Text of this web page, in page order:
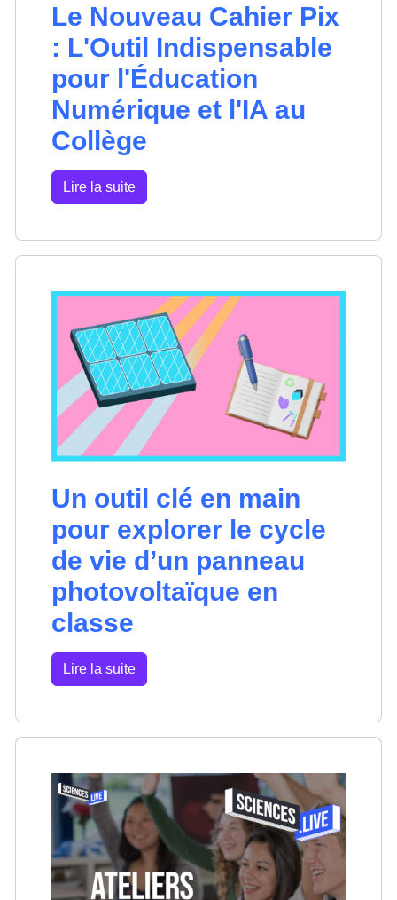
Le Nouveau Cahier Pix
: L'Outil Indispensable
pour l'Éducation
Numérique et l'IA au
Collège
Lire la suite
Un outil clé en main
pour explorer le cycle
de vie d’un panneau
photovoltaïque en
classe
Lire la suite